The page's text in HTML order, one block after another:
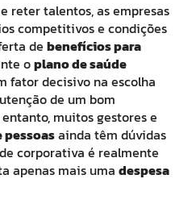
reter talentos, as empresas
competitivos e condições
de benefícios para
oplano de saúde
fator decisivo na escolha
de um bom
muitos gestores e
pessoasainda têm dúvidas
corporativa é realmente
apenas mais uma despesa